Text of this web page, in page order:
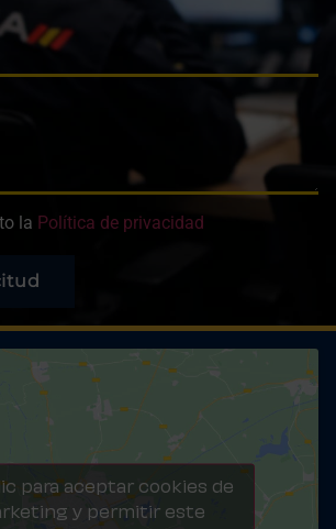
la Política de privacidad
para aceptar cookies de
y permitir este